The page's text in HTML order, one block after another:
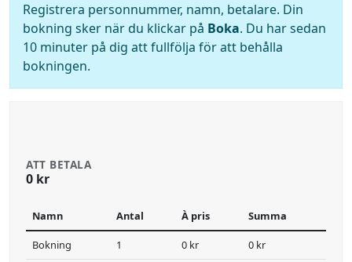
Registrera personnummer, namn, betalare. Din
bokning sker när du klickar på Boka. Du har sedan
10 minuter på dig att fullfölja för att behålla
bokningen.
ATT BETALA
0 kr
Namn Antal À pris Summa
Bokning 1 0 kr 0 kr